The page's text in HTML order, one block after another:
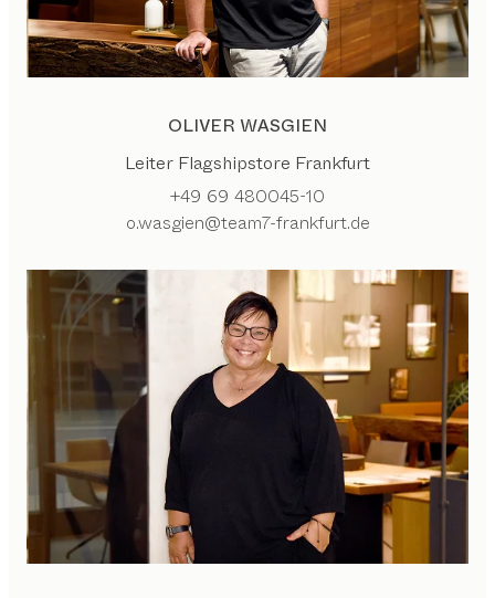
OLIVER WASGIEN
Leiter Flagshipstore Frankfurt
+49 69 480045-10
o.wasgien@team7-frankfurt.de